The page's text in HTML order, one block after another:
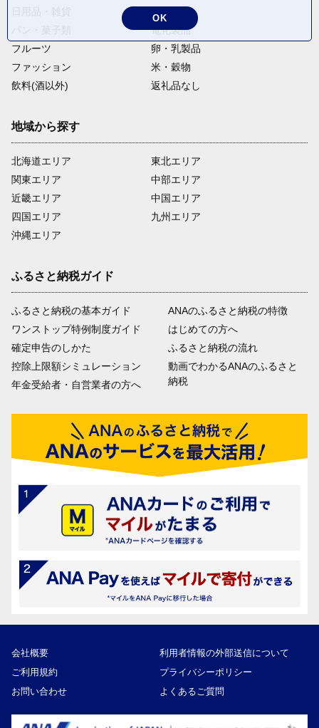
電化製品
フルーツ
卵・乳製品
ファッション
米・穀物
飲料(酒以外)
返礼品なし
地域から探す
北海道エリア
関東エリア
近畿エリア
四国エリア
沖縄エリア
東北エリア
中部エリア
中国エリア
九州エリア
ふるさと納税ガイド
ふるさと納税の基本ガイド
ワンストップ特例制度ガイド
確定申告のしかた
控除上限額シミュレーション
年金受給者・自営業者の方へ
ANAのふるさと納税の特徴
はじめての方へ
ふるさと納税の流れ
動画でわかるANAのふるさと
納税
会社概要
利用者情報の外部送信について
ご利用規約
プライバシーポリシー
お問い合わせ
よくあるご質問
OK